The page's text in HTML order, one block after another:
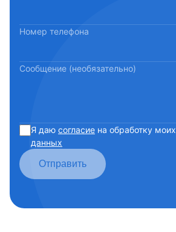
Номер телефона
Сообщение (необязательно)
Я даю согласие на обработку моих
данных
Отправить